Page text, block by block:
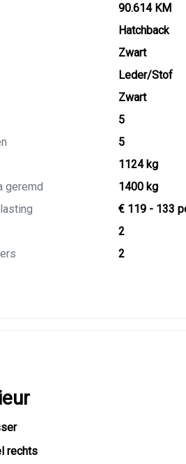
90.614 KM
Hatchback
Zwart
Leder/Stof
Zwart
5
5
1124 kg
geremd
1400 kg
€ 119 - 133
2
2
rechts